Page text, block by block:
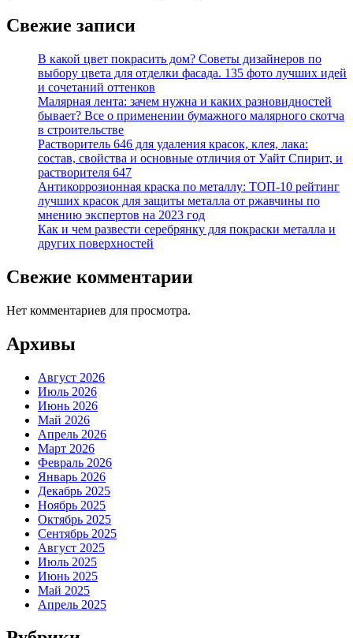
Свежие записи
В какой цвет покрасить дом? Советы дизайнеров по
выбору цвета для отделки фасада. 135 фото лучших идей
и сочетаний оттенков
Малярная лента: зачем нужна и каких разновидностей
бывает? Все о применении бумажного малярного скотча
в строительстве
Растворитель 646 для удаления красок, клея, лака:
состав, свойства и основные отличия от Уайт Спирит, и
растворителя 647
Антикоррозионная краска по металлу: ТОП-10 рейтинг
лучших красок для защиты металла от ржавчины по
мнению экспертов на 2023 год
Как и чем развести серебрянку для покраски металла и
других поверхностей
Свежие комментарии
Нет комментариев для просмотра.
Архивы
Август 2026
Июль 2026
Июнь 2026
Май 2026
Апрель 2026
Март 2026
Февраль 2026
Январь 2026
Декабрь 2025
Ноябрь 2025
Октябрь 2025
Сентябрь 2025
Август 2025
Июль 2025
Июнь 2025
Май 2025
Апрель 2025